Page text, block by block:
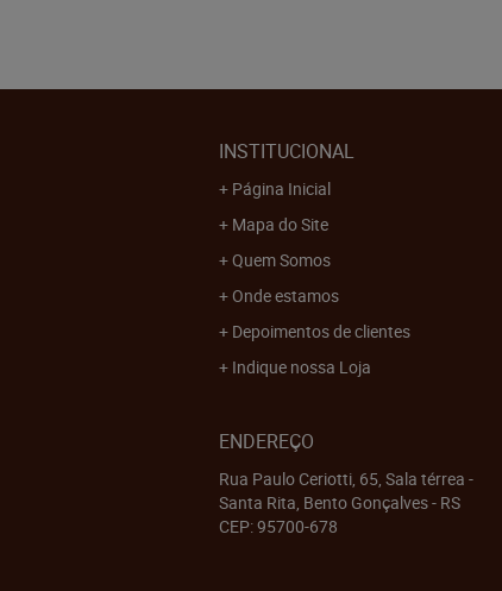
INSTITUCIONAL
Página Inicial
Mapa do Site
Quem Somos
Onde estamos
Depoimentos de clientes
Indique nossa Loja
ENDEREÇO
Rua Paulo Ceriotti, 65, Sala térrea -
Santa Rita, Bento Gonçalves- RS
CEP: 95700-678